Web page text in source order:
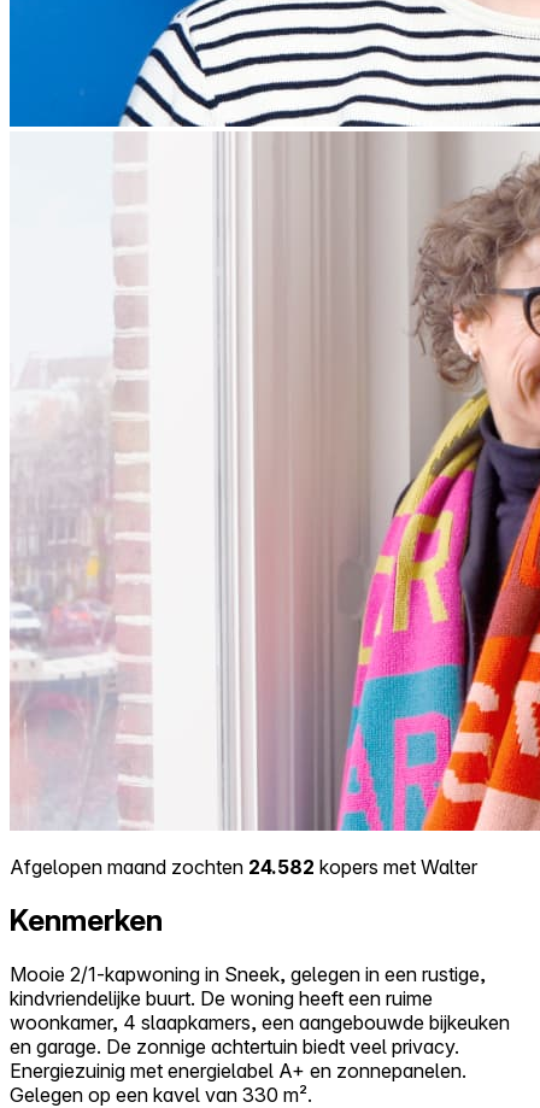
Afgelopen maand zochten 24.582 kopers met Walter
Kenmerken
Mooie 2/1-kapwoning in Sneek, gelegen in een rustige,
kindvriendelijke buurt. De woning heeft een ruime
woonkamer, 4 slaapkamers, een aangebouwde bijkeuken
en garage. De zonnige achtertuin biedt veel privacy.
Energiezuinig met energielabel A+ en zonnepanelen.
Gelegen op een kavel van 330 m².